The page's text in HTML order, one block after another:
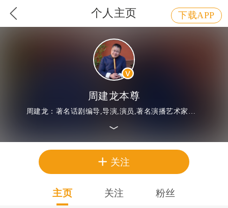
个人主页 下载APP
周建龙本尊
关注
主页 关注 粉丝